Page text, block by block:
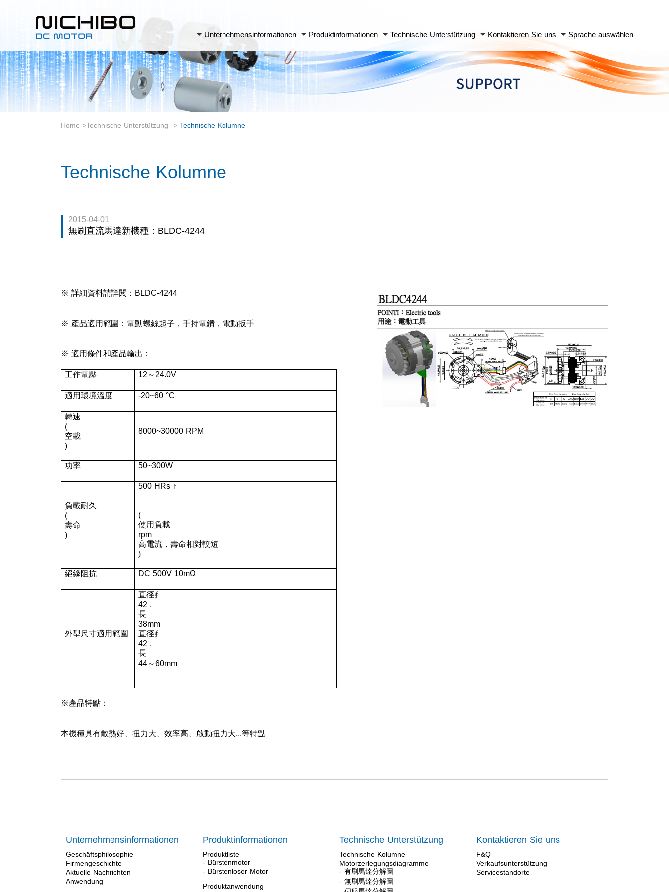
Unternehmensinformationen Produktinformationen Technische Unterstützung Kontaktieren Sie uns Sprache auswählen
Home >Technische Unterstützung > Technische Kolumne
Technische Kolumne
2015-04-01
無刷直流馬達新機種：BLDC-4244
※ 詳細資料請詳閱： BLDC-4244
※ 產品適用範圍：電動螺絲起子，手持電鑽，電動扳手
※ 適用條件和產品輸出：
工作電壓 12～24.0V
適用環境溫度 -20~60 °C
轉速
(
空載
)
8000~30000 RPM
功率 50~300W
負載耐久
(
壽命
)
500 HRs ↑
(
使用負載
rpm
高電流，壽命相對較短
)
絕緣阻抗 DC 500V 10mΩ
外型尺寸適用範圍
直徑∮
42 ,
長
38mm
直徑∮
42 ,
長
44～60mm
※產品特點：
本機種具有散熱好、扭力大、效率高、啟動扭力大...等特點
Unternehmensinformationen
Geschäftsphilosophie
Firmengeschichte
Aktuelle Nachrichten
Anwendung
Produktinformationen
Produktliste
- Bürstenmotor
- Bürstenloser Motor
Produktanwendung
Technische Unterstützung
Technische Kolumne
Motorzerlegungsdiagramme
- 有刷馬達分解圖
- 無刷馬達分解圖
Kontaktieren Sie uns
F&Q
Verkaufsunterstützung
Servicestandorte